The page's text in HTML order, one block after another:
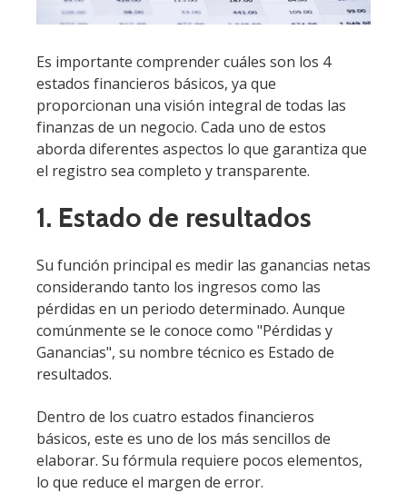
Es importante comprender cuáles son los 4
estados financieros básicos, ya que
proporcionan una visión integral de todas las
finanzas de un negocio. Cada uno de estos
aborda diferentes aspectos lo que garantiza que
el registro sea completo y transparente.
1. Estado de resultados
Su función principal es medir las ganancias netas
considerando tanto los ingresos como las
pérdidas en un periodo determinado. Aunque
comúnmente se le conoce como "Pérdidas y
Ganancias", su nombre técnico es Estado de
resultados.
Dentro de los cuatro estados financieros
básicos, este es uno de los más sencillos de
elaborar. Su fórmula requiere pocos elementos,
lo que reduce el margen de error.